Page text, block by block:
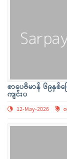
စာပေဗိမာန် ၆၉နှ
ကျင်းပ
12-May-2026